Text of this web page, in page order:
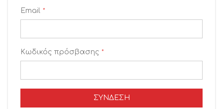
Email
Κωδικός πρόσβασης
ΣΎΝΔΕΣΗ